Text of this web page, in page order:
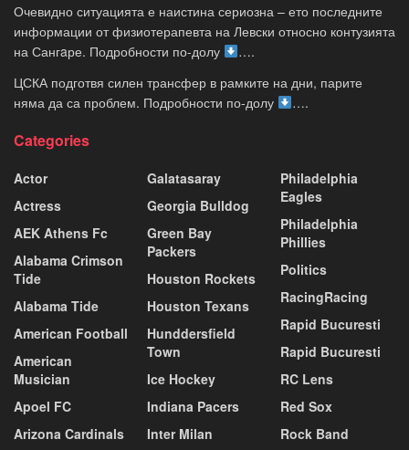
Очевидно ситуацията е наистина сериозна – ето последните
информации от физиотерапевта на Левски относно контузията
на Сангaре. Подробности по-долу
….
ЦСКА подготвя силен трансфер в рамките на дни, парите
няма да са проблем. Подробности по-долу
….
Categories
Actor
Actress
AEK Athens Fc
Alabama Crimson
Tide
Alabama Tide
American Football
American
Musician
Apoel FC
Arizona Cardinals
Galatasaray
Georgia Bulldog
Green Bay
Packers
Houston Rockets
Houston Texans
Hunddersfield
Town
Ice Hockey
Indiana Pacers
Inter Milan
Philadelphia
Eagles
Philadelphia
Phillies
Politics
RacingRacing
Rapid Bucuresti
Rapid Bucuresti
RC Lens
Red Sox
Rock Band